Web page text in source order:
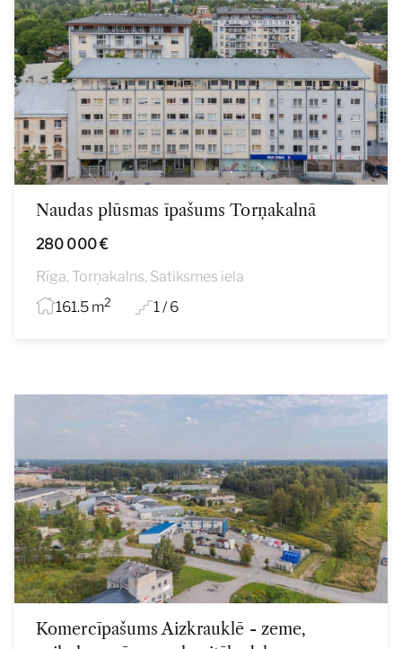
Naudas plūsmas īpašums Torņakalnā
280 000 €
Rīga, Torņakalns, Satiksmes iela
161.5 m2 1 / 6
Komercīpašums Aizkrauklē - zeme,